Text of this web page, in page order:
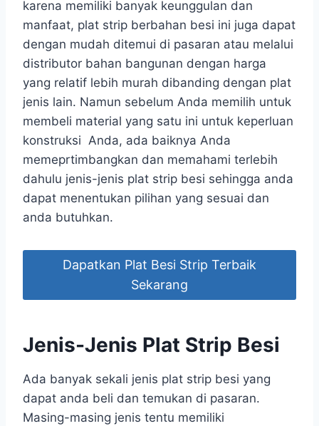
karena memiliki banyak keunggulan dan
manfaat, plat strip berbahan besi ini juga dapat
dengan mudah ditemui di pasaran atau melalui
distributor bahan bangunan dengan harga
yang relatif lebih murah dibanding dengan plat
jenis lain. Namun sebelum Anda memilih untuk
membeli material yang satu ini untuk keperluan
konstruksi Anda, ada baiknya Anda
memeprtimbangkan dan memahami terlebih
dahulu jenis-jenis plat strip besi sehingga anda
dapat menentukan pilihan yang sesuai dan
anda butuhkan.
Dapatkan Plat Besi Strip Terbaik
Sekarang
Jenis-Jenis Plat Strip Besi
Ada banyak sekali jenis plat strip besi yang
dapat anda beli dan temukan di pasaran.
Masing-masing jenis tentu memiliki